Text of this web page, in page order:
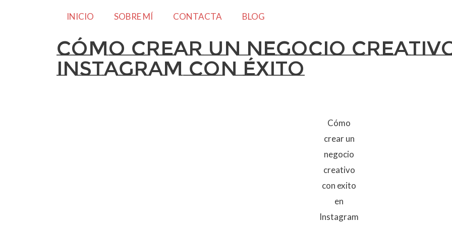
INICIO SOBRE MÍ CONTACTA BLOG
Cómo crear un negocio
Instagram con éxito
Cómo
crear un
negocio
creativo
con exito
en
Instagram